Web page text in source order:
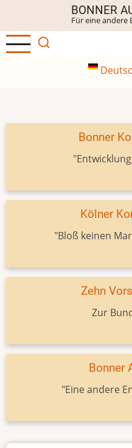
Inhalt
BONNER
Für eine andere
Bonner
Kölner
"Bloß keinen
Zehn
Zur
Bonner
"Eine andere